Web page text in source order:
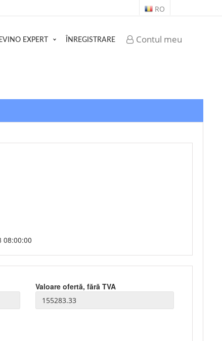
RO
Contul meu
EXPERT ÎNREGISTRARE
08:00:00
Valoare ofertă, fără TVA